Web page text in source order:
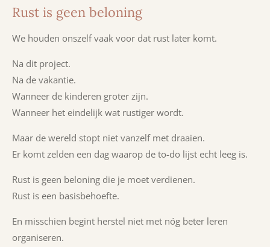
Rust is geen beloning
We houden onszelf vaak voor dat rust later komt.
Na dit project.
Na de vakantie.
Wanneer de kinderen groter zijn.
Wanneer het eindelijk wat rustiger wordt.
Maar de wereld stopt niet vanzelf met draaien.
Er komt ​zelden een dag waarop de to-do lijst ​echt leeg is.
Rust is geen beloning die je moet verdienen.
Rust is een basisbehoefte.
En misschien begint herstel niet met nóg beter leren
organiseren.